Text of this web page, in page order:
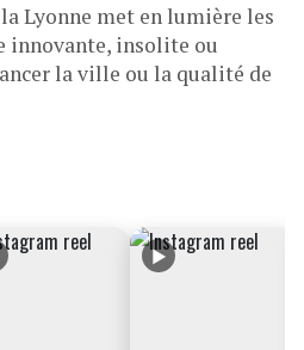
Lyonne met en lumière les
innovante, insolite ou
la ville ou la qualité de
▶